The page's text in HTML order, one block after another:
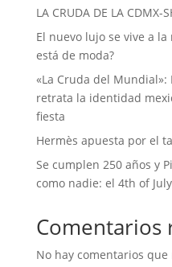
LA CRUDA DE LA CDMX-
El nuevo lujo se vive a
está de moda?
«La Cruda del
retrata la identidad
fiesta
Hermès apuesta por el
Se cumplen 250 años y
como nadie: el 4th of
Comentarios
No hay comentarios que